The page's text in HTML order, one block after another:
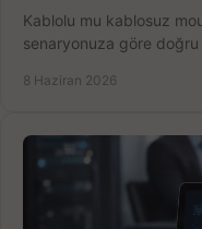
Kablolu mu kablosuz
senaryonuza göre
8 Haziran 2026